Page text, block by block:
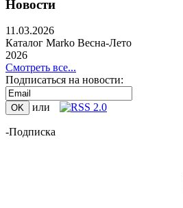
Новости
11.03.2026
Каталог Marko Весна-Лето
2026
Смотреть все...
Подписаться на новости:
или
-Подписка